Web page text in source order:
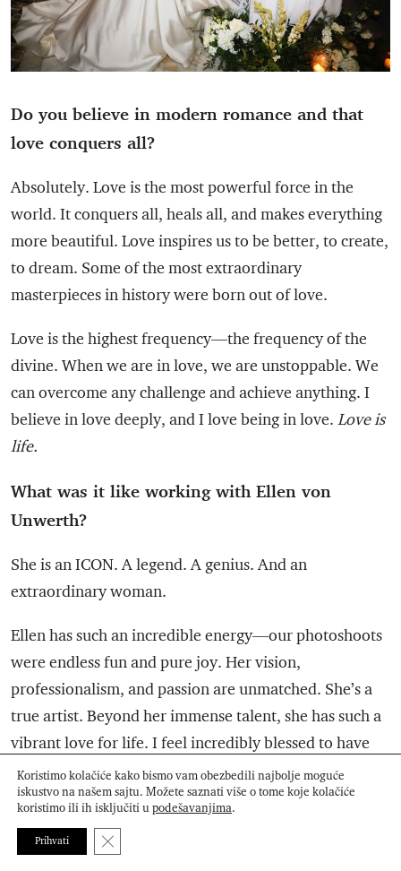
Do you believe in modern romance and that
love conquers all?
Absolutely. Love is the most powerful force in the
world. It conquers all, heals all, and makes everything
more beautiful. Love inspires us to be better, to create,
to dream. Some of the most extraordinary
masterpieces in history were born out of love.
Love is the highest frequency—the frequency of the
divine. When we are in love, we are unstoppable. We
can overcome any challenge and achieve anything. I
believe in love deeply, and I love being in love. Love is
life.
What was it like working with Ellen von
Unwerth?
She is an ICON. A legend. A genius. And an
extraordinary woman.
Ellen has such an incredible energy—our photoshoots
were endless fun and pure joy. Her vision,
professionalism, and passion are unmatched. She’s a
true artist. Beyond her immense talent, she has such a
vibrant love for life. I feel incredibly blessed to have
worked with her, and I’m grateful that we became
good friends.
Koristimo kolačiće kako bismo vam obezbedili najbolje moguće
iskustvo na našem sajtu. Možete saznati više o tome koje kolačiće
koristimo ili ih isključiti upodešavanjima.
Prihvati Close GDPR Cookie Banner